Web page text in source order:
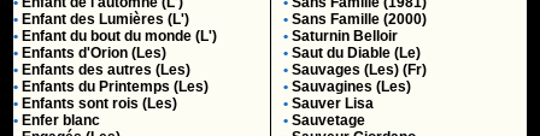
• Enfant des Lumières (L')
• Enfant du bout du monde (L')
• Enfants d'Orion (Les)
• Enfants des autres (Les)
• Enfants du Printemps (Les)
• Enfants sont rois (Les)
• Enfer blanc
• Sans Famille (2000)
• Saturnin Belloir
• Saut du Diable (Le)
• Sauvages (Les) (Fr)
• Sauvagines (Les)
• Sauver Lisa
• Sauvetage